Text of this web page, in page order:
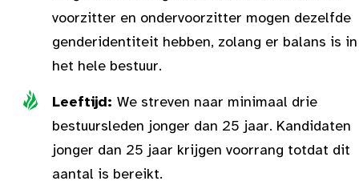
voorzitter en ondervoorzitter mogen dezelfde
genderidentiteit hebben, zolang er balans is in
het hele bestuur.
Leeftijd: We streven naar minimaal drie
bestuursleden jonger dan 25 jaar. Kandidaten
jonger dan 25 jaar krijgen voorrang totdat dit
aantal is bereikt.